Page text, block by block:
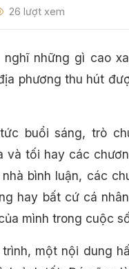
26 lượt xem
những gì cao
phương thu hút
buổi sáng, trò
và tối hay các
bình luận, các
hay bất cứ cá
mình trong cuộc
một nội dung